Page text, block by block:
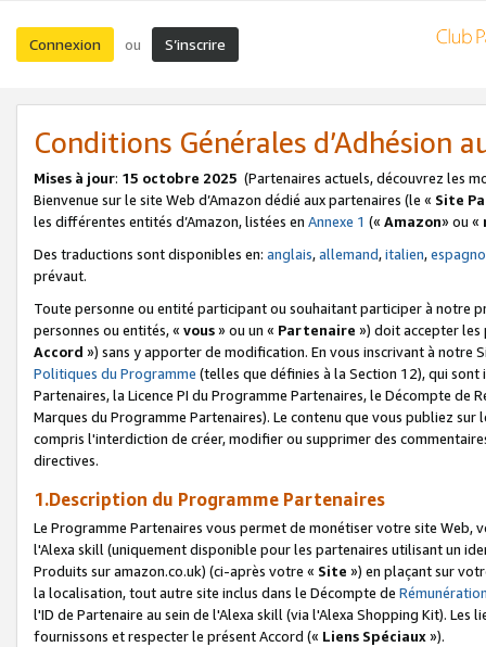
Connexion ou S’inscrire
Conditions Générales d’Adhésion
Mises à jour: 15 octobre 2025 (Partenaires actuels, découvrez les
Bienvenue sur le site Web d’Amazon dédié aux partenaires (le « Site
les différentes entités d’Amazon, listées en Annexe 1 (« Amazon» ou «
Des traductions sont disponibles en: anglais,allemand,italien,
prévaut.
Toute personne ou entité participant ou souhaitant participer à notre
personnes ou entités, « vous» ou un « Partenaire ») doit accepter les
Accord ») sans y apporter de modification. En vous inscrivant à notre
Politiques du Programme (telles que définies à la Section 12), qui
Partenaires, la Licence PI du Programme Partenaires, le Décompte de
Marques du Programme Partenaires). Le contenu que vous publiez
compris l'interdiction de créer, modifier ou supprimer des
directives.
1.Description du Programme Partenaires
Le Programme Partenaires vous permet de monétiser votre site Web,
l'Alexa skill (uniquement disponible pour les partenaires utilisant un
Produits sur amazon.co.uk) (ci-après votre « Site ») en plaçant sur
la localisation, tout autre site inclus dans le Décompte de
l'ID de Partenaire au sein de l'Alexa skill (via l'Alexa Shopping Kit).
fournissons et respecter le présent Accord (« Liens Spéciaux»).